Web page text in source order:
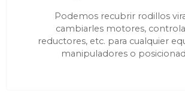
Podemos recubrir rodillos
cambiarles motores,
reductores, etc. para cualquier
manipuladores o